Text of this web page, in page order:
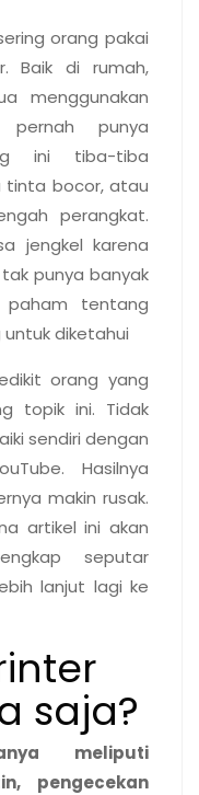
orang pakai
Baik di rumah,
menggunakan
punya
ini tiba-tiba
tinta bocor, atau
perangkat.
jengkel karena
punya banyak
paham tentang
diketahui
orang yang
topik ini. Tidak
sendiri dengan
Hasilnya
makin rusak.
artikel ini akan
seputar
lanjut lagi ke
saja?
meliputi
pengecekan